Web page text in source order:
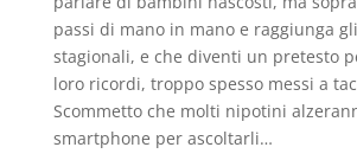
passi di mano in mano e raggiunga
stagionali, e che diventi un pretesto
loro ricordi, troppo spesso messi a
Scommetto che molti nipotini
smartphone per ascoltarli…